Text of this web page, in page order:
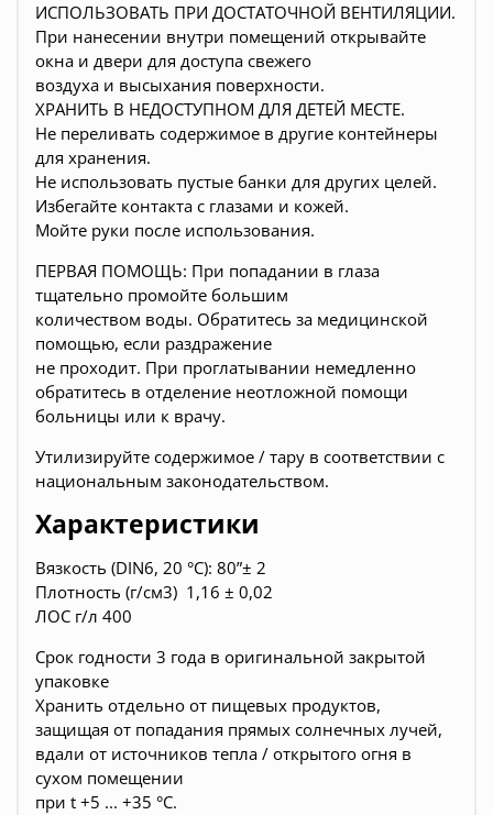
ИСПОЛЬЗОВАТЬ ПРИ ДОСТАТОЧНОЙ ВЕНТИЛЯЦИИ.
При нанесении внутри помещений открывайте
окна и двери для доступа свежего
воздуха и высыхания поверхности.
ХРАНИТЬ В НЕДОСТУПНОМ ДЛЯ ДЕТЕЙ МЕСТЕ.
Не переливать содержимое в другие контейнеры
для хранения.
Не использовать пустые банки для других целей.
Избегайте контакта с глазами и кожей.
Мойте руки после использования.
ПЕРВАЯ ПОМОЩЬ: При попадании в глаза
тщательно промойте большим
количеством воды. Обратитесь за медицинской
помощью, если раздражение
не проходит. При проглатывании немедленно
обратитесь в отделение неотложной помощи
больницы или к врачу.
Утилизируйте содержимое / тару в соответствии с
национальным законодательством.
Характеристики
Вязкость (DIN6, 20 °C): 80”± 2
Плотность (г/см3) 1,16 ± 0,02
ЛОС г/л 400
Срок годности 3 года в оригинальной закрытой
упаковке
Хранить отдельно от пищевых продуктов,
защищая от попадания прямых солнечных лучей,
вдали от источников тепла / открытого огня в
сухом помещении
при t +5 ... +35 °С.